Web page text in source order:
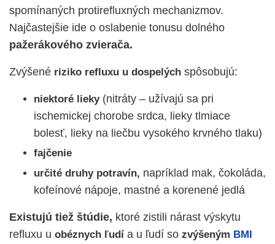
spomínaných protirefluxných mechanizmov.
Najčastejšie ide o oslabenie tonusu dolného
pažerákového zvierača.
Zvýšené riziko refluxu u dospelých spôsobujú:
niektoré lieky(nitráty – užívajú sa pri
ischemickej chorobe srdca, lieky tlmiace
bolesť, lieky na liečbu vysokého krvného tlaku)
fajčenie
určité druhy potravín, napríklad mak, čokoláda,
kofeínové nápoje, mastné a korenené jedlá
Existujú tiež štúdie, ktoré zistili nárast výskytu
refluxu u obéznych ľudí a u ľudí so zvýšeným BMI